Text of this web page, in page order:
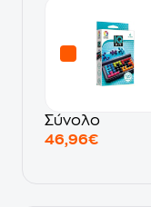
Σύνολο
46,96€